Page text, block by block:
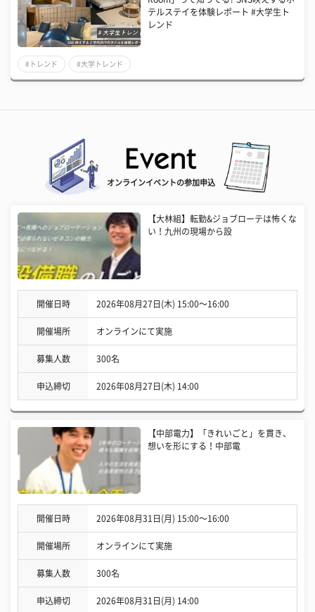
テルステイを体験レポート #大学生ト
レンド
#トレンド #大学トレンド
オンラインイベントの参加申込
【大林組】転勤&ジョブローテは怖くな
い！九州の現場から設
開催日時 2026年08月27日(木) 15:00〜16:00
開催場所 オンラインにて実施
募集人数 300名
申込締切 2026年08月27日(木) 14:00
【中部電力】「きれいごと」を貫き、
想いを形にする！中部電
開催日時 2026年08月31日(月) 15:00〜16:00
開催場所 オンラインにて実施
募集人数 300名
申込締切 2026年08月31日(月) 14:00